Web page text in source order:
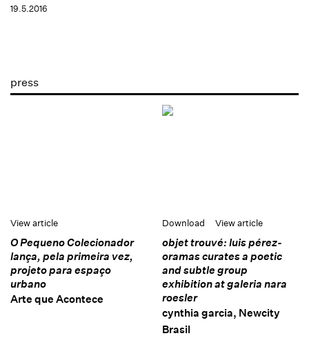
19.5.2016
press
View article
O Pequeno Colecionador
lança, pela primeira vez,
projeto para espaço
urbano
Arte que Acontece
Download View article
objet trouvé: luis pérez-
oramas curates a poetic
and subtle group
exhibition at galeria nara
roesler
cynthia garcia, Newcity
Brasil